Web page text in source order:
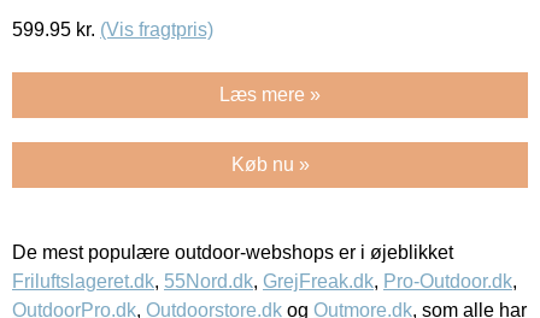
599.95 kr. (Vis fragtpris)
Læs mere »
Køb nu »
De mest populære outdoor-webshops er i øjeblikket
Friluftslageret.dk, 55Nord.dk, GrejFreak.dk, Pro-Outdoor.dk,
OutdoorPro.dk, Outdoorstore.dk og Outmore.dk, som alle har